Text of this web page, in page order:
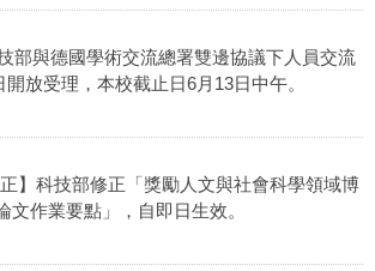
部與德國學術交流總署雙邊協議下人員交流
放受理，本校截止日6月13日中午。
正】科技部修正「獎勵人文與社會科學領域博
文作業要點」，自即日生效。